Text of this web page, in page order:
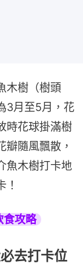
木樹（樹頭
3月至5月，花
時花球掛滿樹
瓣隨風飄散，
魚木樹打卡地
攻略
去打卡位